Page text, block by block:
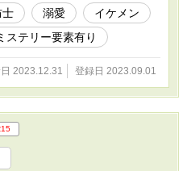
士 溺愛
イケメン
ステリー要素有り
2023.12.31 登録日 2023.09.01